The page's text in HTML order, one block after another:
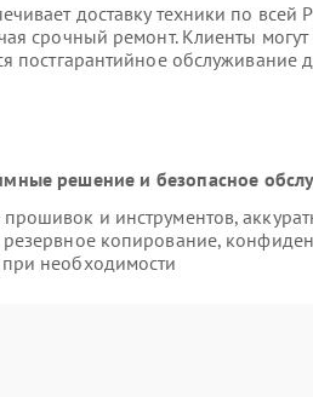
доставку техники по всей
срочный ремонт. Клиенты могут
постгарантийное
решение и безопасное
и инструментов,
копирование,
необходимости